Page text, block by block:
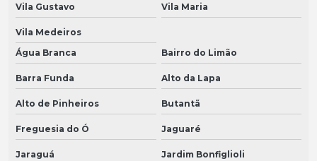
Vila Gustavo Vila Maria
Vila Medeiros
Água Branca
Bairro do Limão
Barra Funda Alto da Lapa
Alto de Pinheiros Butantã
Freguesia do Ó Jaguaré
Jaraguá Jardim Bonfiglioli